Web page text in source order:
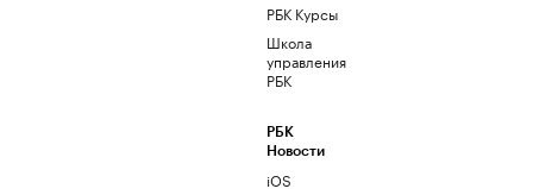
РБК Курсы
Школа
управления
РБК
РБК
Новости
iOS